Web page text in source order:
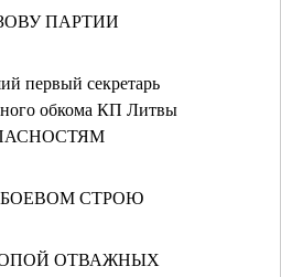
ПАРТИИ
первый секретарь
обкома КП Литвы
БОЕВОМ СТРОЮ
ОТВАЖНЫХ